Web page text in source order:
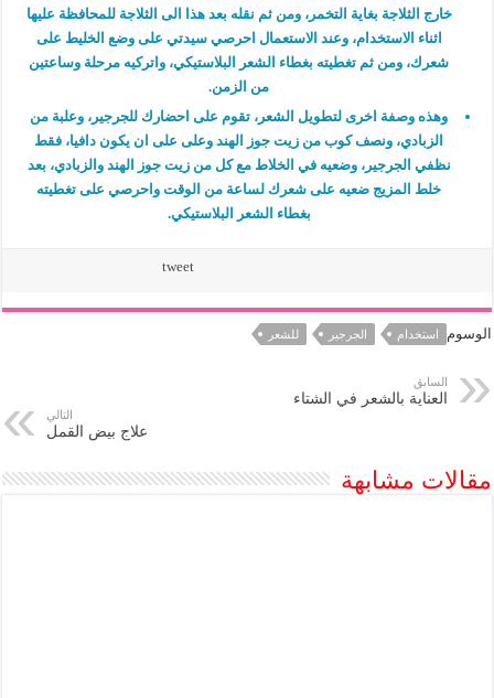
خارج الثلاجة بغاية التخمر، ومن ثم نقله بعد هذا الى الثلاجة للمحافظة عليها
اثناء الاستخدام، وعند الاستعمال احرصي سيدتي على وضع الخليط على
شعرك، ومن ثم تغطيته بغطاء الشعر البلاستيكي، واتركيه مرحلة وساعتين
من الزمن.
وهذه وصفة اخرى لتطويل الشعر، تقوم على احضارك للجرجير، وعلبة من
الزبادي، ونصف كوب من زيت جوز الهند وعلى على ان يكون دافيا، فقط
نظفي الجرجير، وضعيه في الخلاط مع كل من زيت جوز الهند والزبادي، بعد
خلط المزيج ضعيه على شعرك لساعة من الوقت واحرصي على تغطيته
بغطاء الشعر البلاستيكي.
tweet
الوسوم استخدام الجرجير للشعر
السابق
العناية بالشعر في الشتاء
التالي
علاج بيض القمل
مقالات مشابهة